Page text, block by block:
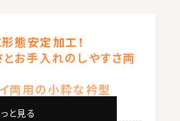
態安定加工！
お手入れのしやすさ両
両用の小粋な衿型
と見る